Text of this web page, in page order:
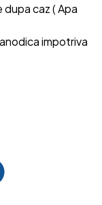
caz ( Apa
impotriva